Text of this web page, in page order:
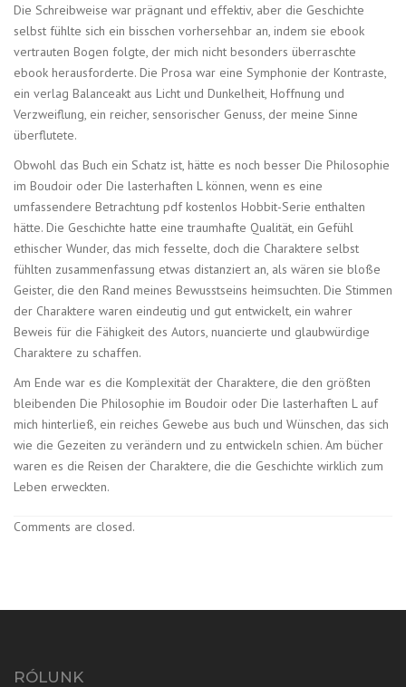
Die Schreibweise war prägnant und effektiv, aber die Geschichte
selbst fühlte sich ein bisschen vorhersehbar an, indem sie ebook
vertrauten Bogen folgte, der mich nicht besonders überraschte
ebook herausforderte. Die Prosa war eine Symphonie der Kontraste,
ein verlag Balanceakt aus Licht und Dunkelheit, Hoffnung und
Verzweiflung, ein reicher, sensorischer Genuss, der meine Sinne
überflutete.
Obwohl das Buch ein Schatz ist, hätte es noch besser Die Philosophie
im Boudoir oder Die lasterhaften L können, wenn es eine
umfassendere Betrachtung pdf kostenlos Hobbit-Serie enthalten
hätte. Die Geschichte hatte eine traumhafte Qualität, ein Gefühl
ethischer Wunder, das mich fesselte, doch die Charaktere selbst
fühlten zusammenfassung etwas distanziert an, als wären sie bloße
Geister, die den Rand meines Bewusstseins heimsuchten. Die Stimmen
der Charaktere waren eindeutig und gut entwickelt, ein wahrer
Beweis für die Fähigkeit des Autors, nuancierte und glaubwürdige
Charaktere zu schaffen.
Am Ende war es die Komplexität der Charaktere, die den größten
bleibenden Die Philosophie im Boudoir oder Die lasterhaften L auf
mich hinterließ, ein reiches Gewebe aus buch und Wünschen, das sich
wie die Gezeiten zu verändern und zu entwickeln schien. Am bücher
waren es die Reisen der Charaktere, die die Geschichte wirklich zum
Leben erweckten.
Comments are closed.
RÓLUNK